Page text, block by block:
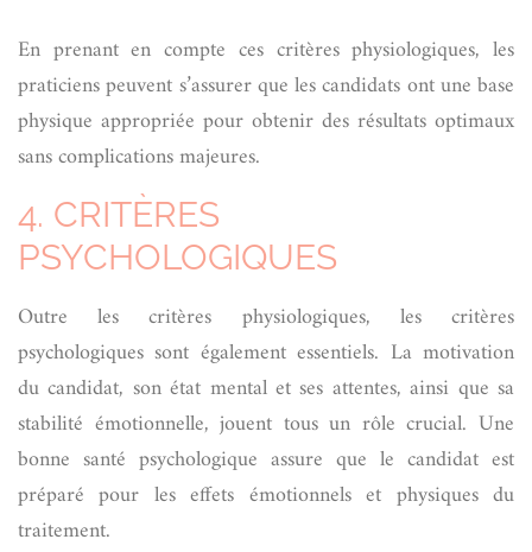
En prenant en compte ces critères physiologiques, les
praticiens peuvent s’assurer que les candidats ont une base
physique appropriée pour obtenir des résultats optimaux
sans complications majeures.
4. CRITÈRES
PSYCHOLOGIQUES
Outre les critères physiologiques, les critères
psychologiques sont également essentiels. La motivation
du candidat, son état mental et ses attentes, ainsi que sa
stabilité émotionnelle, jouent tous un rôle crucial. Une
bonne santé psychologique assure que le candidat est
préparé pour les effets émotionnels et physiques du
traitement.